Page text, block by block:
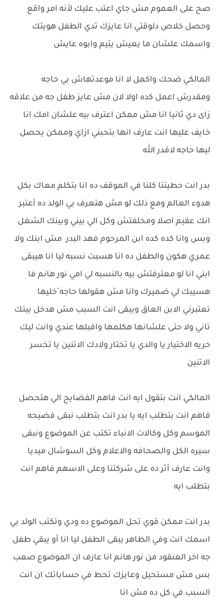
صح على العموم مش جاي اعتب عليك لأنه امر واقع
وحصل خلاص دلوقتي انا عايزك تدي الطفل هويتك
واسمك علشان ما يعيش يتيم وابوه عايش
المالكي ضحك واكمل لا انا موعدتهاش بي حاجه
ومقدرش اعمل كده اولا لان مش عايز طفل جه من علاقه
زاى دي ثانيا انا مش ممكن اعترف بيه علشان امك انا
خايف عليها انت عارف انها بتحبني ازاي وممكن يحصل
ليها حاجه لاقدر الله
بدر انت حطيتنا كلنا في الموقف ده انا بتكلم معاك بكل
هدوء العالم ومع ذلك لو مش هتعرف بي الولد ده أعتبر
انك عقيم اصلا ومخلفتش وكل الي بيني وبينك الشغل
وبس وانا كده كده ابن المرحوم فهد البدر مش ابنك ولا
عمري هكون والطفل ده انا هسبت نسبه ليا انا هيبقى
ابني انا لو معترفتش بيه بالنسبه لي امي نور هانم فا
هسيبك لي ضميرك وانا مش هقولها حاجه َخليها
تعتبرني الابن العاق ويبقى انت السبب مش هدخل بيتك
تاني ولا حتى علشانها هكلمها واقبلها عندي وانت ليك
حريه الاختيار يا والدي يا تختار ولادك الاتنين يا تخسر
الاتنين
المالكي انت بتقول ايه انت فاهم الفضايح الي هتحصل
فاهم انت بتطلب ايه يا بدر انت بتطلب نبقى فضيحه
الموسم وكل وكالات الانباء تكتب عن الموضوع ونبقى
سيره الكل والصحافه والاعلام وكل السوشال ميديا
وانت عارف أثر ده على شركتنا وعلى الاسهم فاهم انت
بتطلب ايه
بدر انت ممكن قوي تحل الموضوع ده ودي وتكتب الولد بي
اسمك انت وفي الظاهر يبقى الطفل ليا انا أو يبقي طفل
جه اخر العنقود من نور هانم انا عارف ان الموضوع صعب
بس مش مستحيل وعايزك تحط في حساباتك ان انت
السبب في كل ده مش انا